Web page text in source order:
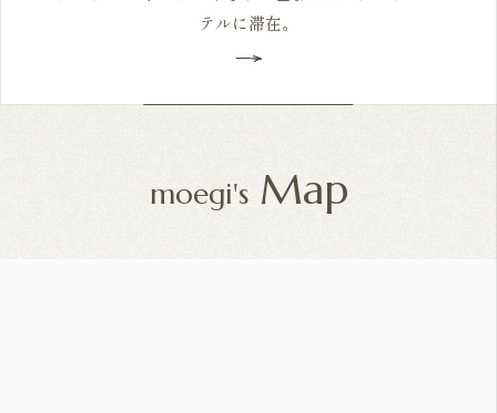
テルに滞在。
moegi's Map